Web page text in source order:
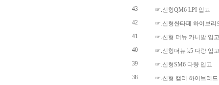
43
☞.신형QM6 LPI 입고
42
☞.신형싼타페 하이브리
41
☞.신형 더뉴 카니발 입고
40
☞.신형더뉴 k5 다량 입고
39
☞.신형SM6 다량 입고
38
☞.신형 캠리 하이브리드